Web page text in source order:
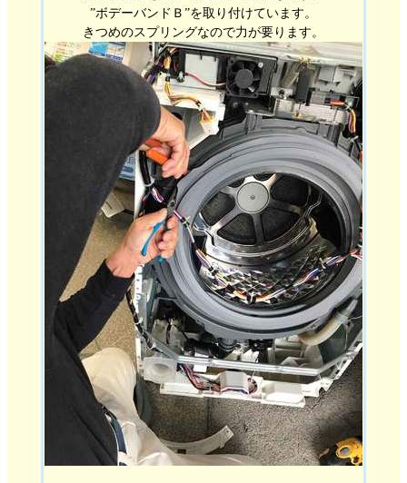
”ボデーバンドＢ”を取り付けています。
きつめのスプリングなので力が要ります。